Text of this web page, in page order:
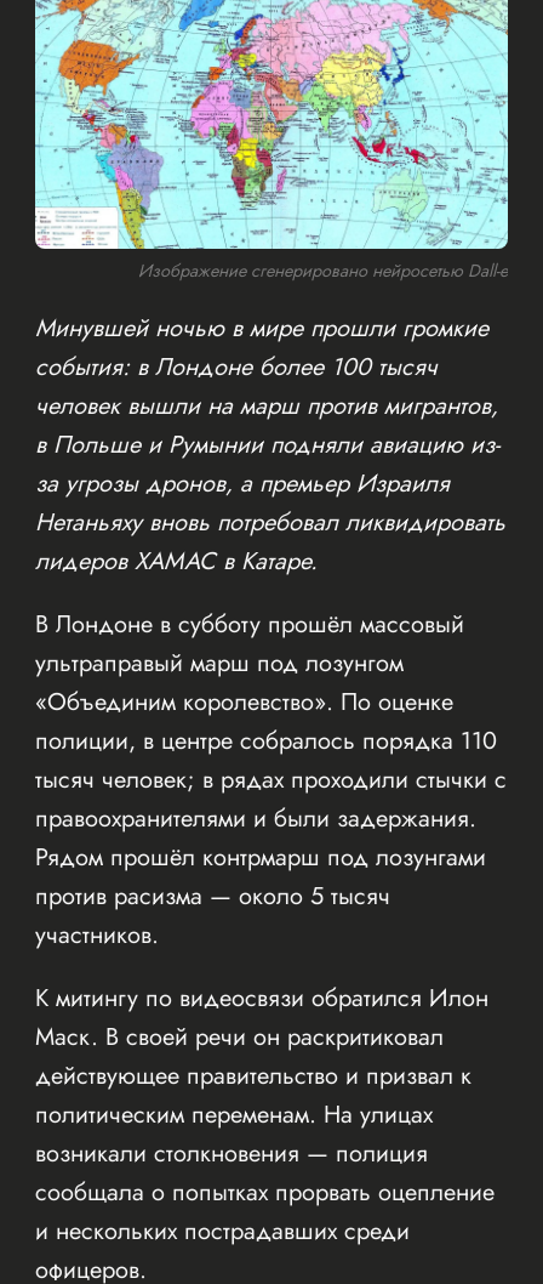
Изображение сгенерировано нейросетью Dall-e
Минувшей ночью в мире прошли громкие
события: в Лондоне более 100 тысяч
человек вышли на марш против мигрантов,
в Польше и Румынии подняли авиацию из-
за угрозы дронов, а премьер Израиля
Нетаньяху вновь потребовал ликвидировать
лидеров ХАМАС в Катаре.
В Лондоне в субботу прошёл массовый
ультраправый марш под лозунгом
«Объединим королевство». По оценке
полиции, в центре собралось порядка 110
тысяч человек; в рядах проходили стычки с
правоохранителями и были задержания.
Рядом прошёл контрмарш под лозунгами
против расизма — около 5 тысяч
участников.
К митингу по видеосвязи обратился Илон
Маск. В своей речи он раскритиковал
действующее правительство и призвал к
политическим переменам. На улицах
возникали столкновения — полиция
сообщала о попытках прорвать оцепление
и нескольких пострадавших среди
офицеров.